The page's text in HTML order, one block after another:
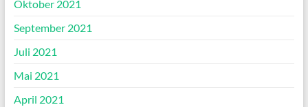
Oktober 2021
September 2021
Juli 2021
Mai 2021
April 2021